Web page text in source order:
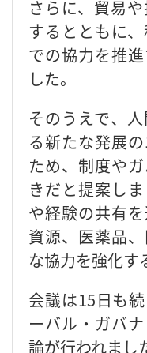
さらに、貿易
するとともに
での協力を推
した。
そのうえで、
る新たな発展
ため、制度や
きだと提案し
や経験の共有
資源、医薬品
な協力を強化す
会議は15日も
ーバル・ガバ
論が行われまし